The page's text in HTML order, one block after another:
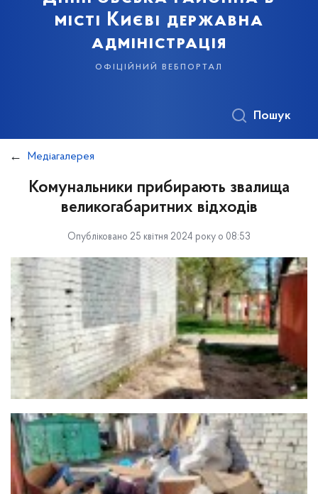
місті Києві державна
адміністрація
офіційний вебпортал
Пошук
Медіагалерея
Комунальники прибирають звалища
великогабаритних відходів
Опубліковано 25 квітня 2024 року о 08:53